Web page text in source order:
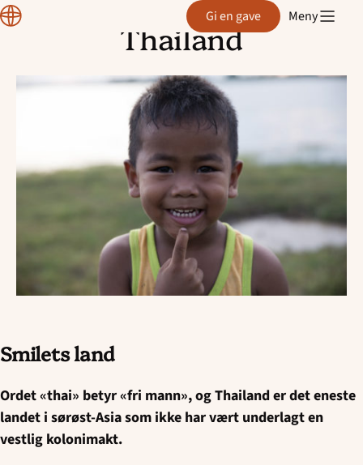
innhold
Normisjon Gi en gave Meny
Thailand
Smilets land
Ordet «thai» betyr «fri mann», og Thailand er det eneste
landet i sørøst-Asia som ikke har vært underlagt en
vestlig kolonimakt.